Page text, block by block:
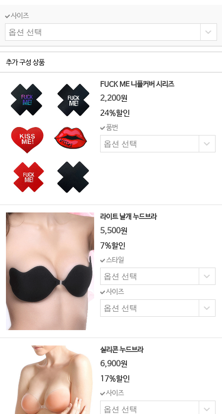
사이즈
추가 구성 상품
FUCK ME 니플커버 시리즈
2,200원
24%할인
품번
라이트 날개 누드브라
5,500원
7%할인
스타일
사이즈
실리콘 누드브라
6,900원
17%할인
사이즈